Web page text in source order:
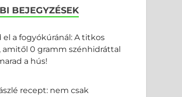
BEJEGYZÉSEK
el a fogyókúránál: A titkos
amitől 0 gramm szénhidráttal
a hús!
recept: nem csak